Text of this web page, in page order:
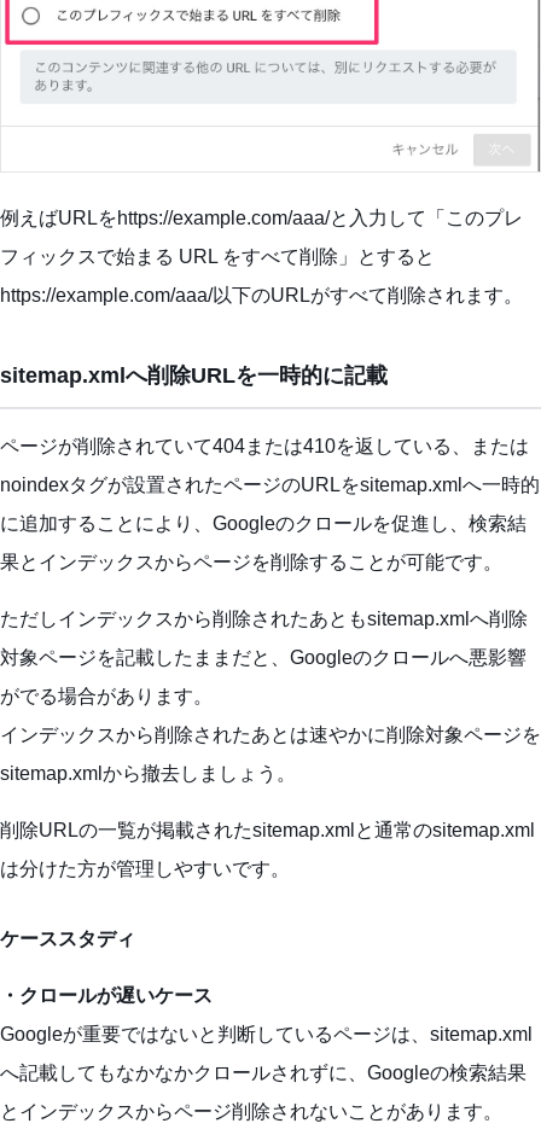
例えばURLをhttps://example.com/aaa/と入力して「このプレ
フィックスで始まる URL をすべて削除」とすると
https://example.com/aaa/以下のURLがすべて削除されます。
sitemap.xmlへ削除URLを一時的に記載
ページが削除されていて404または410を返している、または
noindexタグが設置されたページのURLをsitemap.xmlへ一時的
に追加することにより、Googleのクロールを促進し、検索結
果とインデックスからページを削除することが可能です。
ただしインデックスから削除されたあともsitemap.xmlへ削除
対象ページを記載したままだと、Googleのクロールへ悪影響
がでる場合があります。
インデックスから削除されたあとは速やかに削除対象ページを
sitemap.xmlから撤去しましょう。
削除URLの一覧が掲載されたsitemap.xmlと通常のsitemap.xml
は分けた方が管理しやすいです。
ケーススタディ
・クロールが遅いケース
Googleが重要ではないと判断しているページは、sitemap.xml
へ記載してもなかなかクロールされずに、Googleの検索結果
とインデックスからページ削除されないことがあります。